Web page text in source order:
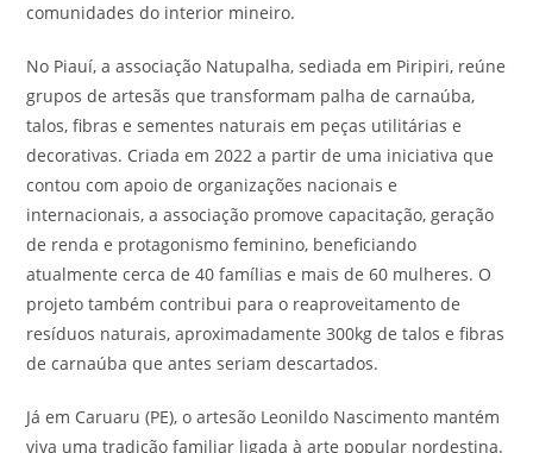
comunidades do interior mineiro.
No Piauí, a associação Natupalha, sediada em Piripiri, reúne
grupos de artesãs que transformam palha de carnaúba,
talos, fibras e sementes naturais em peças utilitárias e
decorativas. Criada em 2022 a partir de uma iniciativa que
contou com apoio de organizações nacionais e
internacionais, a associação promove capacitação, geração
de renda e protagonismo feminino, beneficiando
atualmente cerca de 40 famílias e mais de 60 mulheres. O
projeto também contribui para o reaproveitamento de
resíduos naturais, aproximadamente 300kg de talos e fibras
de carnaúba que antes seriam descartados.
Já em Caruaru (PE), o artesão Leonildo Nascimento mantém
viva uma tradição familiar ligada à arte popular nordestina.